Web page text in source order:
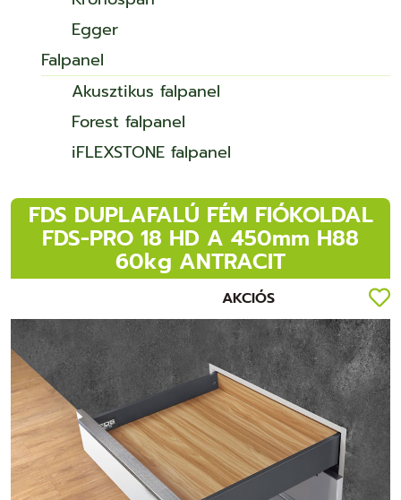
Egger
Falpanel
Akusztikus falpanel
Forest falpanel
iFLEXSTONE falpanel
FDS DUPLAFALÚ FÉM FIÓKOLDAL
FDS-PRO 18 HD A 450mm H88
60kg ANTRACIT
AKCIÓS